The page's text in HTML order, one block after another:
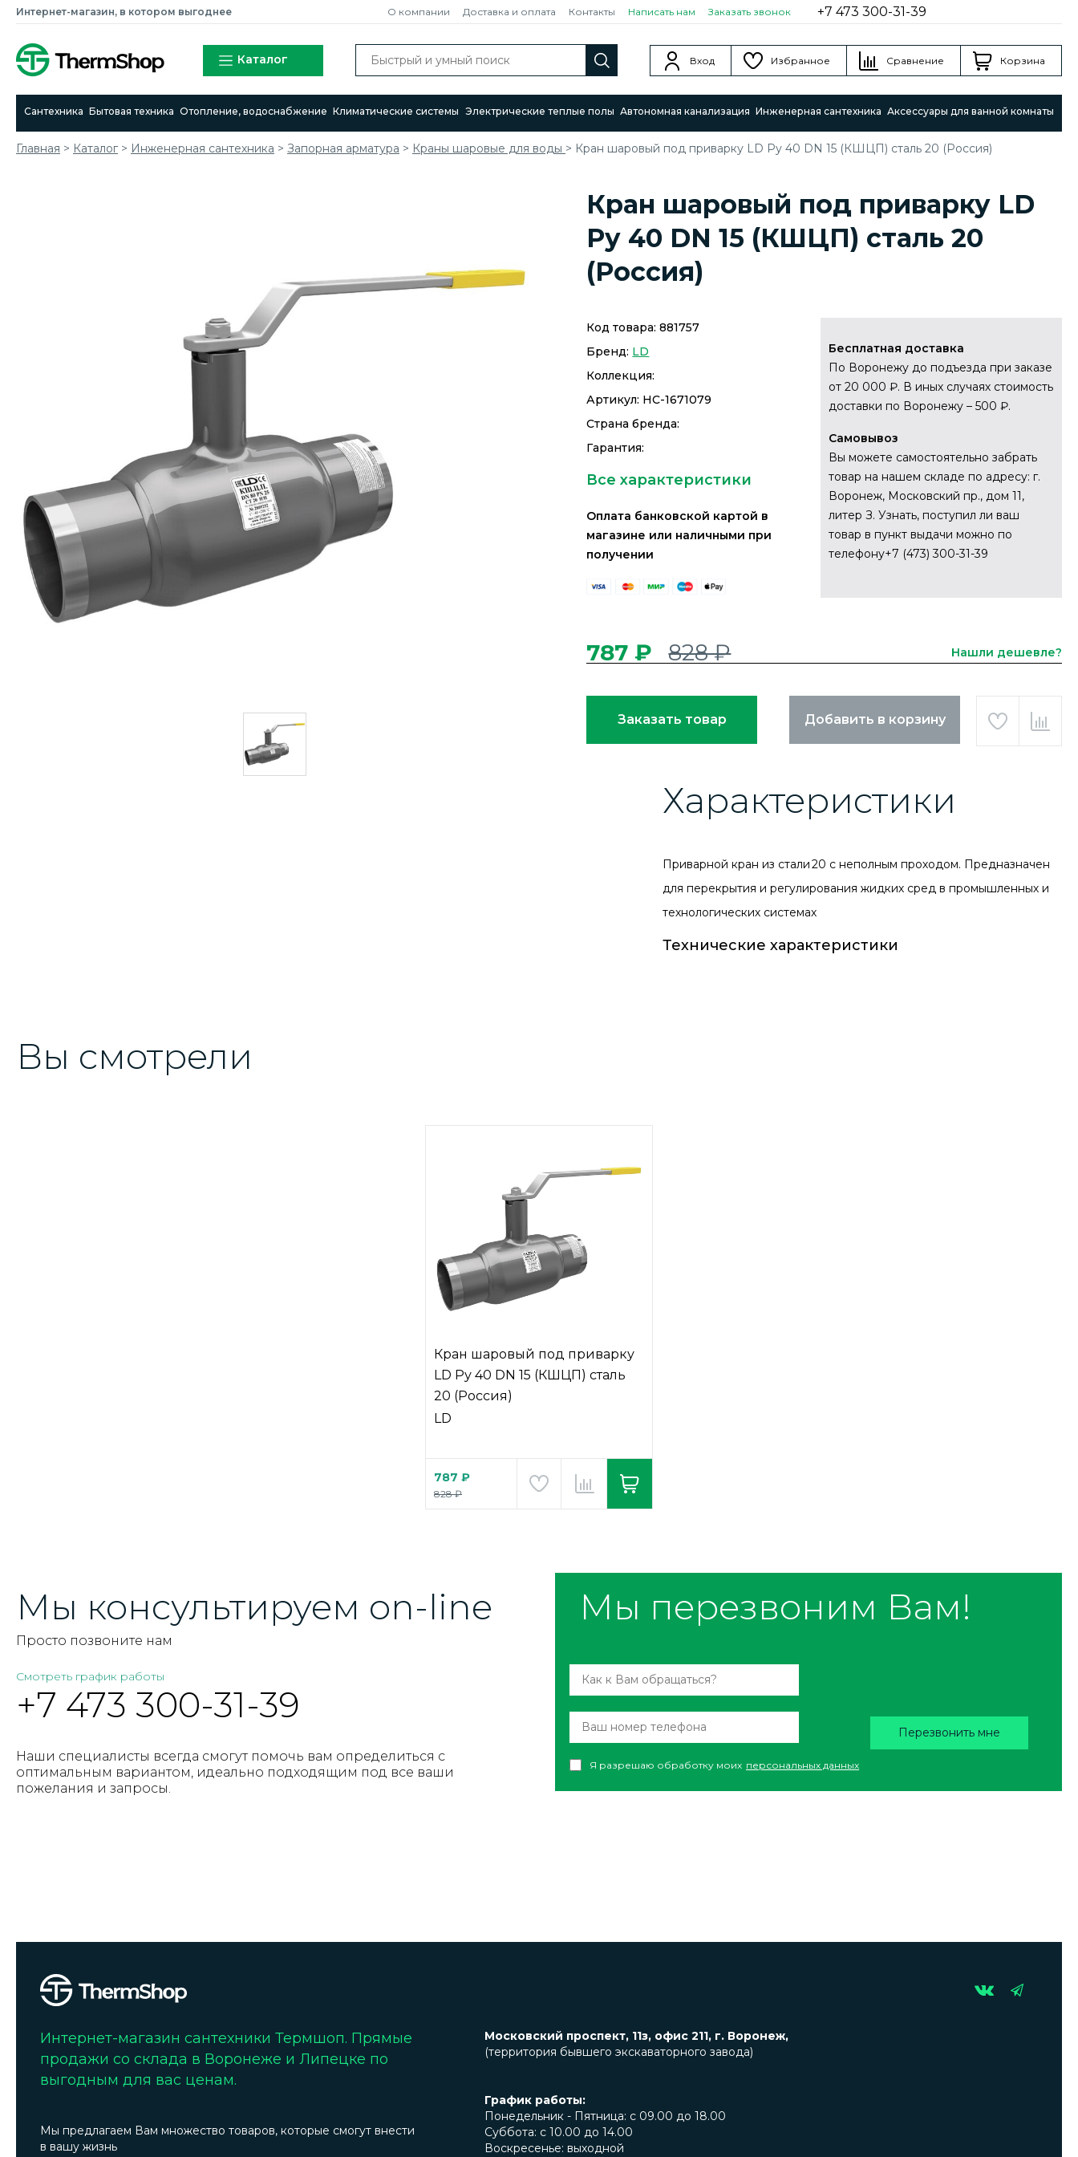
Интернет-магазин, в котором выгоднее О компании Доставка и оплата Контакты Написать нам Заказать звонок +7 473 300-31-39
Каталог Вход Избранное Сравнение Корзина
Сантехника Бытовая техника Отопление, водоснабжение Климатические системы Электрические теплые полы Автономная канализация Инженерная сантехника Аксессуары для ванной комнаты
Главная > Каталог > Инженерная сантехника > Запорная арматура > Краны шаровые для воды > Кран шаровый под приварку LD Ру 40 DN 15 (КШЦП) сталь 20 (Россия)
Кран шаровый под приварку LD
Ру 40 DN 15 (КШЦП) сталь 20
(Россия)
Код товара:881757
Бренд: LD
Коллекция:
Артикул: НС-1671079
Страна бренда:
Гарантия:
Все характеристики
Оплата банковской картой в
магазине или наличными при
получении
Бесплатная доставка
По Воронежу до подъезда при заказе
от 20 000 ₽. В иных случаях стоимость
доставки по Воронежу – 500 ₽.
Самовывоз
Вы можете самостоятельно забрать
товар на нашем складе по адресу: г.
Воронеж, Московский пр., дом 11,
литер З. Узнать, поступил ли ваш
товар в пункт выдачи можно по
телефону+7 (473) 300-31-39
787 ₽ 828 ₽ Нашли дешевле?
Заказать товар Добавить в корзину
Характеристики
Приварной кран из стали 20 с неполным проходом. Предназначен
для перекрытия и регулирования жидких сред в промышленных и
технологических системах
Технические характеристики
Вы смотрели
Кран шаровый под приварку
LD Ру 40 DN 15 (КШЦП) сталь
20 (Россия)
LD
787 ₽
828 ₽
Мы консультируем on-line
Просто позвоните нам
Смотреть график работы
+7 473 300-31-39
Наши специалисты всегда смогут помочь вам определиться с
оптимальным вариантом, идеально подходящим под все ваши
пожелания и запросы.
Мы перезвоним Вам!
Я разрешаю обработку моих персональных данных
Перезвонить мне
Интернет-магазин сантехники Термшоп. Прямые
продажи со склада в Воронеже и Липецке по
выгодным для вас ценам.
Мы предлагаем Вам множество товаров, которые смогут внести
в вашу жизнь
Московский проспект, 11з, офис 211, г. Воронеж,
(территория бывшего экскаваторного завода)
График работы:
Понедельник - Пятница: с 09.00 до 18.00
Суббота: с 10.00 до 14.00
Воскресенье: выходной